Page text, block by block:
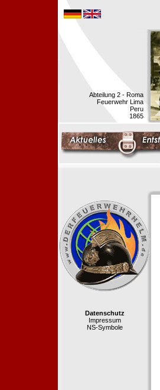
Abteilung 2 - Roma
Feuerwehr Lima
Peru
1865
Datenschutz
Impressum
NS-Symbole